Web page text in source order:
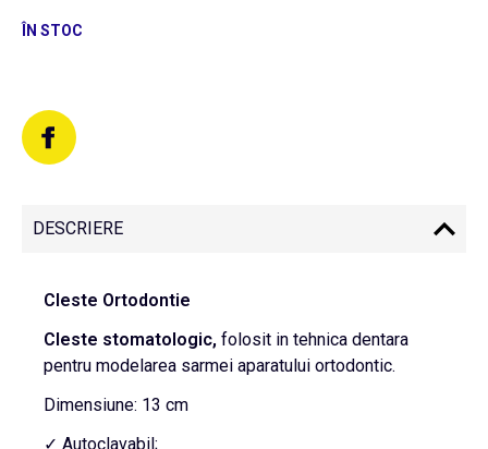
ÎN STOC
DESCRIERE
Cleste Ortodontie
Cleste stomatologic, folosit in tehnica dentara
pentru modelarea sarmei aparatului ortodontic.
Dimensiune: 13 cm
✓ Autoclavabil;